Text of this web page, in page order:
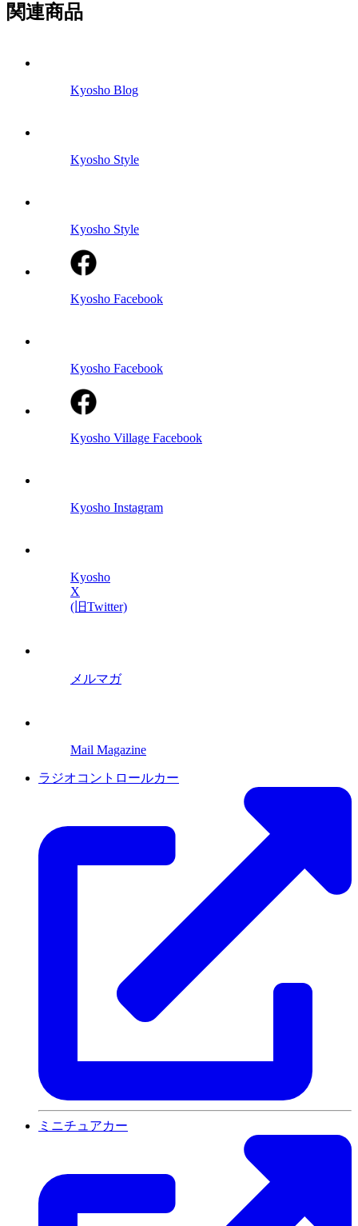
関連商品
Kyosho Blog
Kyosho Style
Kyosho Style
Kyosho Facebook
Kyosho Facebook
Kyosho Village Facebook
Kyosho Instagram
Kyosho
X
(旧Twitter)
メルマガ
Mail Magazine
ラジオコントロールカー
ミニチュアカー